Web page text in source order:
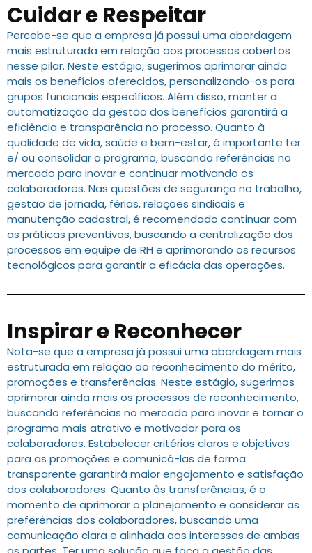
Cuidar e Respeitar
Percebe-se que a empresa já possui uma abordagem
mais estruturada em relação aos processos cobertos
nesse pilar. Neste estágio, sugerimos aprimorar ainda
mais os benefícios oferecidos, personalizando-os para
grupos funcionais específicos. Além disso, manter a
automatização da gestão dos benefícios garantirá a
eficiência e transparência no processo. Quanto à
qualidade de vida, saúde e bem-estar, é importante ter
e/ ou consolidar o programa, buscando referências no
mercado para inovar e continuar motivando os
colaboradores. Nas questões de segurança no trabalho,
gestão de jornada, férias, relações sindicais e
manutenção cadastral, é recomendado continuar com
as práticas preventivas, buscando a centralização dos
processos em equipe de RH e aprimorando os recursos
tecnológicos para garantir a eficácia das operações.
Inspirar e Reconhecer
Nota-se que a empresa já possui uma abordagem mais
estruturada em relação ao reconhecimento do mérito,
promoções e transferências. Neste estágio, sugerimos
aprimorar ainda mais os processos de reconhecimento,
buscando referências no mercado para inovar e tornar o
programa mais atrativo e motivador para os
colaboradores. Estabelecer critérios claros e objetivos
para as promoções e comunicá-las de forma
transparente garantirá maior engajamento e satisfação
dos colaboradores. Quanto às transferências, é o
momento de aprimorar o planejamento e considerar as
preferências dos colaboradores, buscando uma
comunicação clara e alinhada aos interesses de ambas